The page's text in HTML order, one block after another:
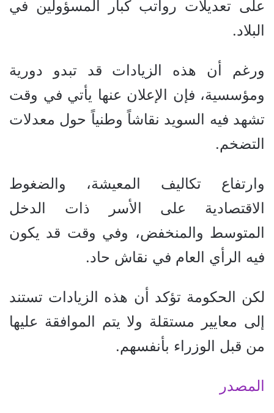
على تعديلات رواتب كبار المسؤولين في
البلاد.
ورغم أن هذه الزيادات قد تبدو دورية
ومؤسسية، فإن الإعلان عنها يأتي في وقت
تشهد فيه السويد نقاشاً وطنياً حول معدلات
التضخم.
وارتفاع تكاليف المعيشة، والضغوط
الاقتصادية على الأسر ذات الدخل
المتوسط ​​والمنخفض، وفي وقت قد يكون
فيه الرأي العام في نقاش حاد.
لكن الحكومة تؤكد أن هذه الزيادات تستند
إلى معايير مستقلة ولا يتم الموافقة عليها
من قبل الوزراء بأنفسهم.
المصدر